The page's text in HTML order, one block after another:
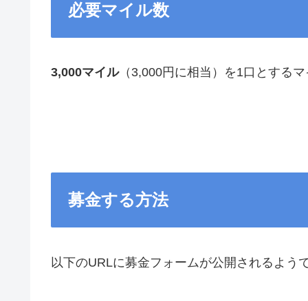
必要マイル数
3,000マイル（3,000円に相当）を1口とする
募金する方法
以下のURLに募金フォームが公開されるよう